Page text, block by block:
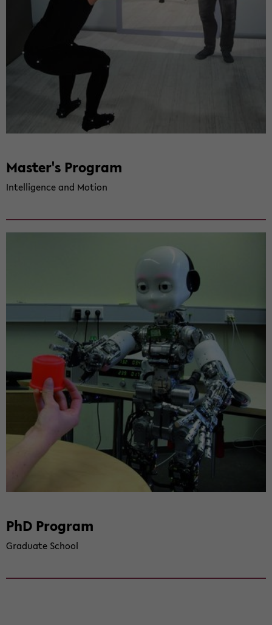
Mas­ter's Pro­gram
In­tel­li­gence and Mo­ti­on
PhD Pro­gram
Gra­dua­te School